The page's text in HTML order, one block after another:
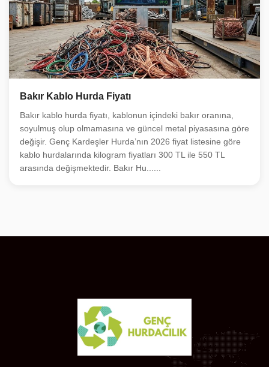
Bakır Kablo Hurda Fiyatı
Bakır kablo hurda fiyatı, kablonun içindeki bakır oranına,
soyulmuş olup olmamasına ve güncel metal piyasasına göre
değişir. Genç Kardeşler Hurda’nın 2026 fiyat listesine göre
kablo hurdalarında kilogram fiyatları 300 TL ile 550 TL
arasında değişmektedir. Bakır Hu......